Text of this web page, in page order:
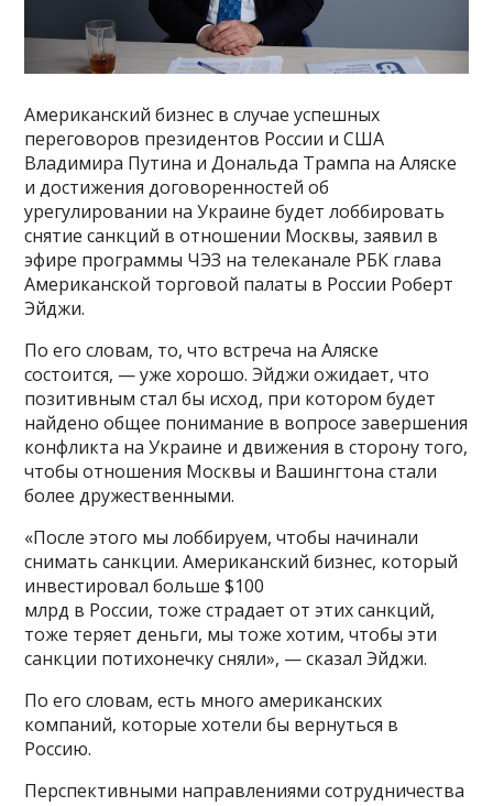
Американский бизнес в случае успешных
переговоров президентов России и США
Владимира Путина и Дональда Трампа на Аляске
и достижения договоренностей об
урегулировании на Украине будет лоббировать
снятие санкций в отношении Москвы, заявил в
эфире программы ЧЭЗ на телеканале РБК глава
Американской торговой палаты в России Роберт
Эйджи.
По его словам, то, что встреча на Аляске
состоится, — уже хорошо. Эйджи ожидает, что
позитивным стал бы исход, при котором будет
найдено общее понимание в вопросе завершения
конфликта на Украине и движения в сторону того,
чтобы отношения Москвы и Вашингтона стали
более дружественными.
«После этого мы лоббируем, чтобы начинали
снимать санкции. Американский бизнес, который
инвестировал больше $100
млрд в России, тоже страдает от этих санкций,
тоже теряет деньги, мы тоже хотим, чтобы эти
санкции потихонечку сняли», — сказал Эйджи.
По его словам, есть много американских
компаний, которые хотели бы вернуться в
Россию.
Перспективными направлениями сотрудничества